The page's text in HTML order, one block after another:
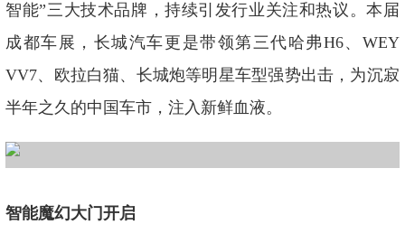
智能”三大技术品牌，持续引发行业关注和热议。本届
成都车展，长城汽车更是带领第三代哈弗H6、WEY
VV7、欧拉白猫、长城炮等明星车型强势出击，为沉寂
半年之久的中国车市，注入新鲜血液。
智能魔幻大门开启